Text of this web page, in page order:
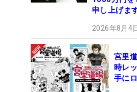
申し上げます
2026年8月4
宮里
時レ
手に